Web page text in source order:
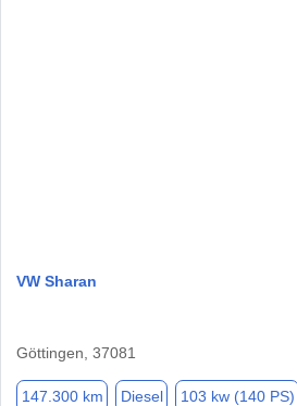
VW Sharan
Göttingen, 37081
147.300 km Diesel 103 kw (140 PS)